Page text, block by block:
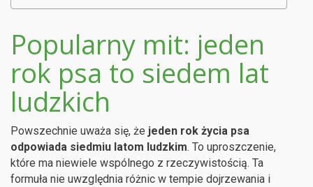
Popularny mit: jeden
rok psa to siedem lat
ludzkich
Powszechnie uważa się, że jeden rok życia psa
odpowiada siedmiu latom ludzkim. To uproszczenie,
które ma niewiele wspólnego z rzeczywistością. Ta
formuła nie uwzględnia różnic w tempie dojrzewania i